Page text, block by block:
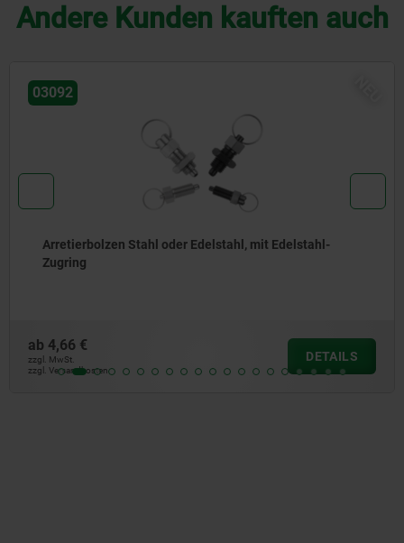
Andere Kunden kauften auch
NEU
Arretierbolzen Stahl oder Edelstahl, kurze
zzgl. Versandkosten